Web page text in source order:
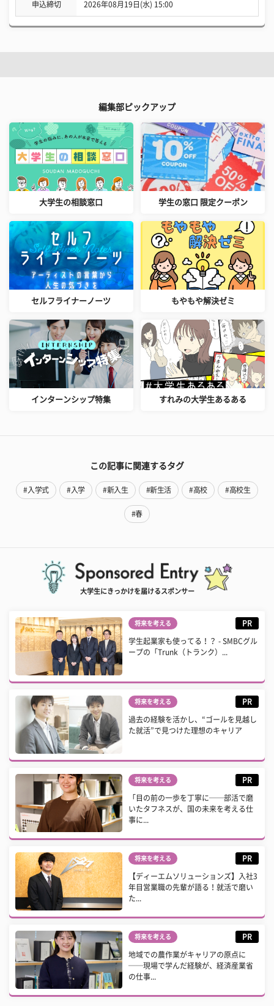
申込締切 2026年08月19日(水) 15:00
編集部ピックアップ
大学生の相談窓口 学生の窓口 限定クーポン
セルフライナーノーツ もやもや解決ゼミ
インターンシップ特集 すれみの大学生あるある
この記事に関連するタグ
#入学式 #入学 #新入生 #新生活 #高校 #高校生
#春
大学生にきっかけを届けるスポンサー
将来を考える PR
学生起業家も使ってる！？ - SMBCグル
ープの「Trunk（トランク）...
将来を考える PR
過去の経験を活かし、“ゴールを見越し
た就活”で見つけた理想のキャリア
将来を考える PR
「目の前の一歩を丁寧に──部活で磨
いたタフネスが、国の未来を考える仕
事に...
将来を考える PR
【ディーエムソリューションズ】入社3
年目営業職の先輩が語る！就活で磨い
た...
将来を考える PR
地域での農作業がキャリアの原点に
──現場で学んだ経験が、経済産業省
の仕事...